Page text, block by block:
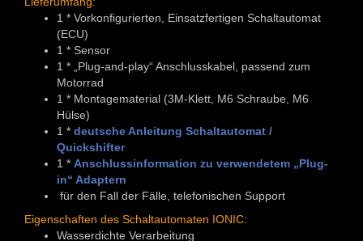
1 * Vorkonfigurierten, Einsatzfertigen Schaltautomat
(ECU)
1 * Sensor
1 * „Plug-and-play“ Anschlusskabel, passend zum
Motorrad
1 * Montagematerial (3M-Klett, M6 Schraube, M6
Hülse)
1 * deutsche Anleitung Schaltautomat /
Quickshifter
1 * Anschlussinformation zu verwendetem „Plug-
in“ Adaptern
für den Fall der Fälle, telefonischen Support
Eigenschaften des Schaltautomaten IONIC:
Wasserdichte Verarbeitung